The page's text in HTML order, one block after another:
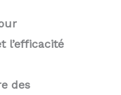
l’efficacité
des